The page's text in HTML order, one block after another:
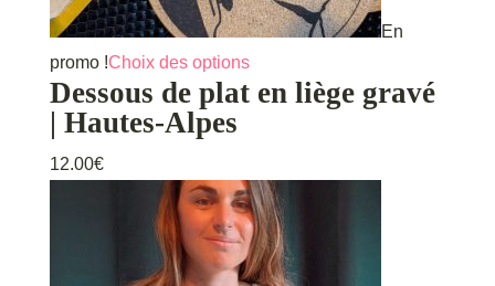
En
promo !Choix des optionsCe
produit
variations.
Les
options
peuvent
Dessous de plat en liège gravé
| Hautes-Alpes
12.00€